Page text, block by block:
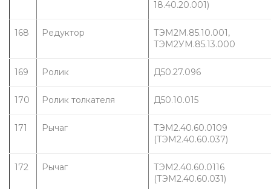
18.40.20.001)
168 Редуктор
ТЭМ2М.85.10.001,
ТЭМ2УМ.85.13.000
169 Ролик Д50.27.096
170 Ролик толкателя Д50.10.015
171 Рычаг
ТЭМ2.40.60.0109
(ТЭМ2.40.60.037)
172 Рычаг
ТЭМ2.40.60.0116
(ТЭМ2.40.60.031)